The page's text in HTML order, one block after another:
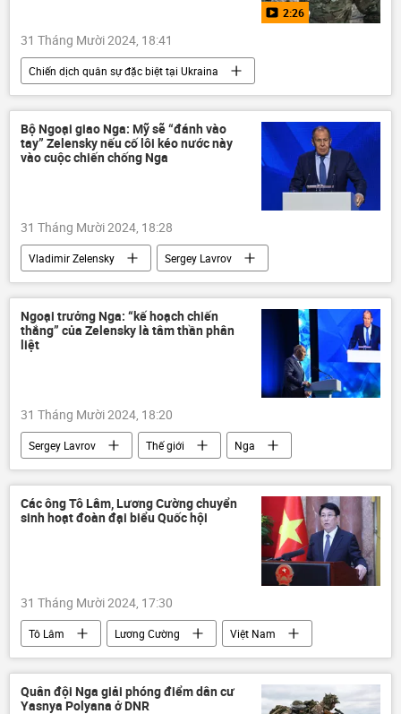
2:26
31 Tháng Mười 2024, 18:41
Chiến dịch quân sự đặc biệt tại Ukraina
Ukraina
Video từ Ukraina
Cuộc khủng hoảng ở Ukraina
Nga
Bộ Quốc phòng Nga
Quân đội Nga
Bộ Ngoại giao Nga: Mỹ sẽ “đánh vào
tay” Zelensky nếu cố lôi kéo nước này
vào cuộc chiến chống Nga
31 Tháng Mười 2024, 18:28
Vladimir Zelensky
Sergey Lavrov
Bộ Ngoại giao Nga
Thế giới
Hoa Kỳ
Nga
chiến tranh
Ukraina
Ngoại trưởng Nga: “kế hoạch chiến
thắng” của Zelensky là tâm thần phân
liệt
31 Tháng Mười 2024, 18:20
Sergey Lavrov Thế giới
Nga
Ukraina
Cuộc khủng hoảng ở Ukraina
Bộ Ngoại giao Nga
Liên minh châu Âu
NATO
Các ông Tô Lâm, Lương Cường chuyển
sinh hoạt đoàn đại biểu Quốc hội
31 Tháng Mười 2024, 17:30
Tô Lâm Lương Cường
Việt Nam
Quốc hội
Chính trị
Bộ Chính Trị VN
Quân đội Nga giải phóng điểm dân cư
Yasnya Polyana ở DNR